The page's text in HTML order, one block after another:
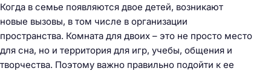
Когда в семье появляются двое детей, возникают
новые вызовы, в том числе в организации
пространства. Комната для двоих – это не просто место
для сна, но и территория для игр, учебы, общения и
творчества. Поэтому важно правильно подойти к ее